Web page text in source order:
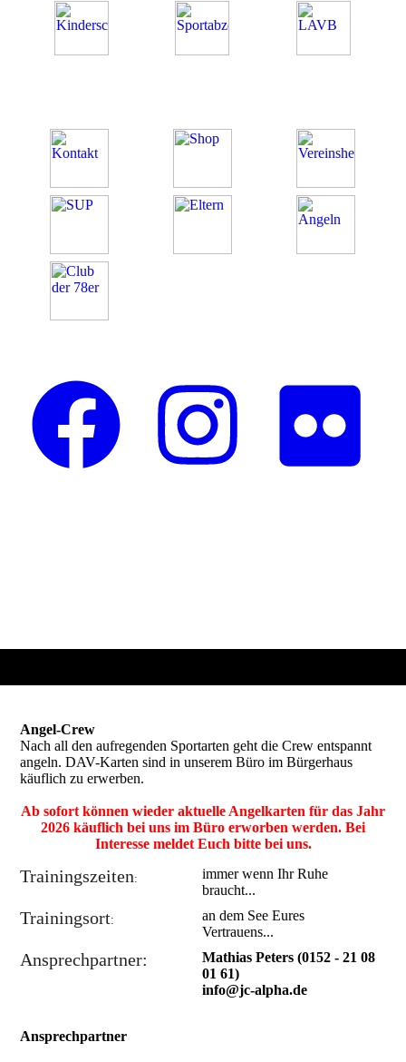
Angel-Crew
Nach all den aufregenden Sportarten geht die Crew entspannt
angeln. DAV-Karten sind in unserem Büro im Bürgerhaus
käuflich zu erwerben.
Ab sofort können wieder aktuelle Angelkarten für das Jahr
2026 käuflich bei uns im Büro erworben werden. Bei
Interesse meldet Euch bitte bei uns.
Trainingszeiten:
immer wenn Ihr Ruhe
braucht...
Trainingsort:
an dem See Eures
Vertrauens...
Ansprechpartner:
Mathias Peters (0152 - 21 08
01 61)
info@jc-alpha.de
Ansprechpartner